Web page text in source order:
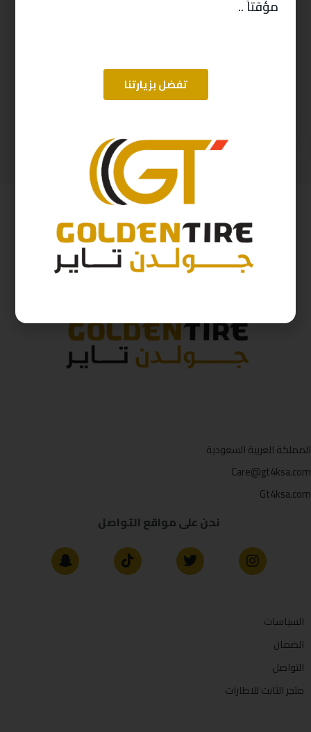
( شامل الضريبة ) 571ر.س 514
المملكة العربية السعودية
Care@gt4ksa.com
Gt4ksa.com
نحن على مواقع التواصل
السياسات
الضمان
التواصل
متجر الثابت للاطارات
مؤقتاً ..
تفضل بزيارتنا